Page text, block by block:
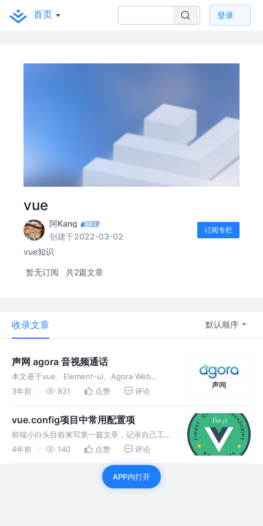
首页 登录
vue
阿Kang
创建于2022-03-02
订阅专栏
vue知识
暂无订阅 共2篇文章
收录文章 默认顺序
声网 agora 音视频通话
本文基于vue、Element-ui、Agora Web
SDK4.15.1版本实现音视频通话。 Agora Web
3年前 831 点赞 评论
vue.config项目中常用配置项
前端小白头目前来写第一篇文章，记录自己工作
上的知识。以及铭记自己转行和面试生涯的一路
4年前 140 点赞 评论
APP内打开